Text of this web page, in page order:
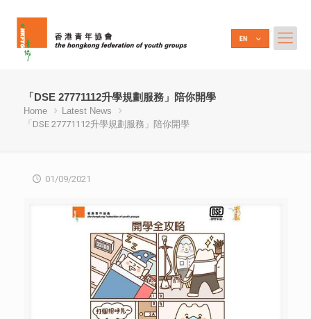
「DSE 27771112升學規劃服務」陪你開學
Home
Latest News
「DSE 27771112升學規劃服務」陪你開學
01/09/2021